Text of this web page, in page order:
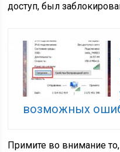
доступ, был
возможных
Примите во внимание